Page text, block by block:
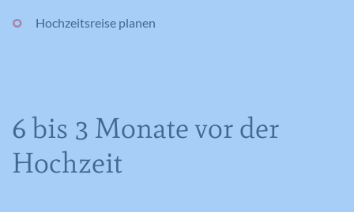
Hochzeitsreise planen
6 bis 3 Monate vor der
Hochzeit